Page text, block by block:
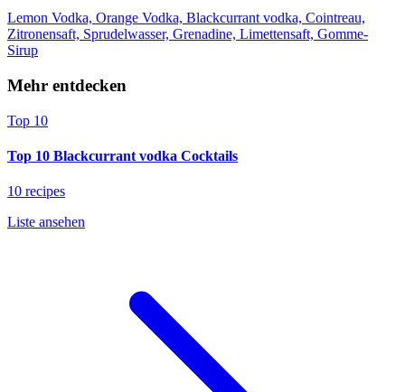
Lemon Vodka, Orange Vodka, Blackcurrant vodka, Cointreau,
Zitronensaft, Sprudelwasser, Grenadine, Limettensaft, Gomme-
Sirup
Mehr entdecken
Top 10
Top 10 Blackcurrant vodka Cocktails
10 recipes
Liste ansehen